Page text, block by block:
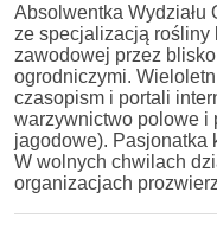
Absolwentka Wydziału
ze specjalizacją rośliny
zawodowej przez
ogrodniczymi.
czasopism i portali
warzywnictwo polowe i
jagodowe). Pasjonatka
W wolnych chwilach
organizacjach